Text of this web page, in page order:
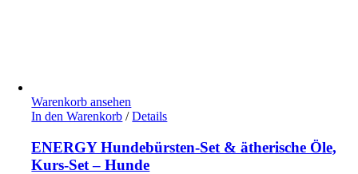
Warenkorb ansehen
In den Warenkorb / Details
ENERGY Hundebürsten-Set & ätherische Öle,
Kurs-Set – Hunde